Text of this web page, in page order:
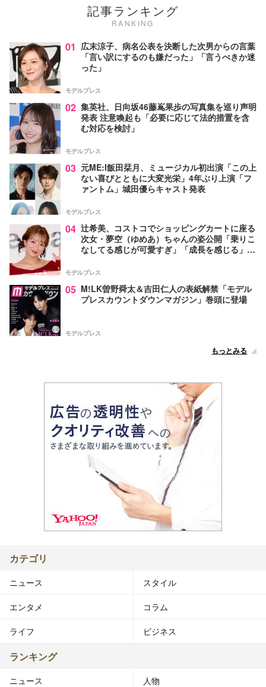
記事ランキング
RANKING
01 広末涼子、病名公表を決断した次男からの言葉
「言い訳にするのも嫌だった」「言うべきか迷
った」
モデルプレス
02 集英社、日向坂46藤嶌果歩の写真集を巡り声明
発表 注意喚起も「必要に応じて法的措置を含
む対応を検討」
モデルプレス
03 元ME:I飯田栞月、ミュージカル初出演「この上
ない喜びとともに大変光栄」4年ぶり上演「フ
ァントム」城田優らキャスト発表
モデルプレス
04 辻希美、コストコでショッピングカートに座る
次女・夢空（ゆめあ）ちゃんの姿公開「乗りこ
なしてる感じが可愛すぎ」「成長を感じる」の
モデルプレス
05 M!LK曽野舜太＆吉田仁人の表紙解禁「モデル
プレスカウントダウンマガジン」巻頭に登場
モデルプレス
もっとみる
カテゴリ
ニュース スタイル
エンタメ コラム
ライフ ビジネス
ランキング
ニュース 人物